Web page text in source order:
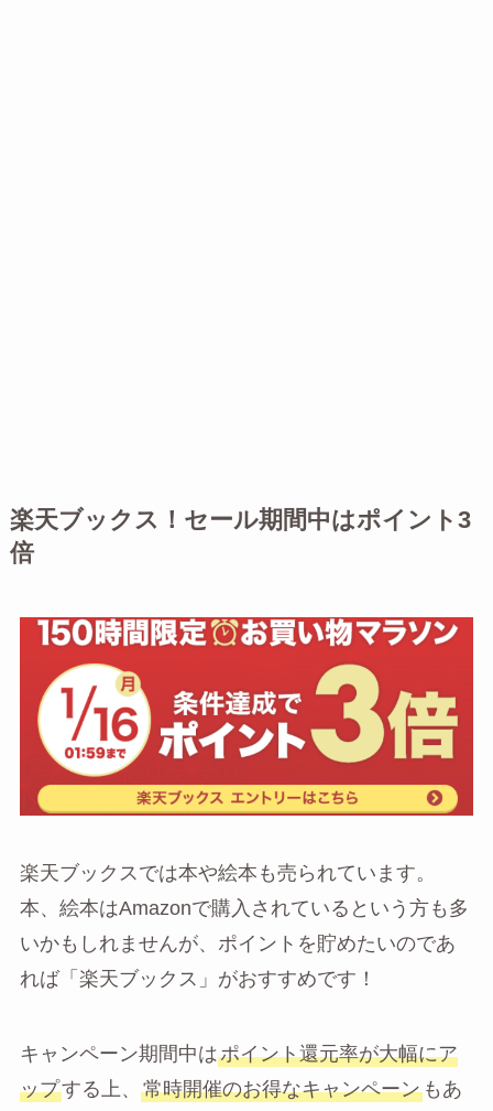
楽天ブックス！セール期間中はポイント3
倍
楽天ブックスでは本や絵本も売られています。
本、絵本はAmazonで購入されているという方も多
いかもしれませんが、ポイントを貯めたいのであ
れば「楽天ブックス」がおすすめです！
キャンペーン期間中はポイント還元率が大幅にア
ップする上、 常時開催のお得なキャンペーンもあ